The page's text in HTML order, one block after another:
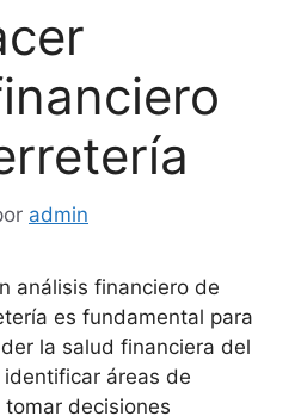
admin
análisis financiero de
es fundamental para
la salud financiera del
identificar áreas de
tomar decisiones